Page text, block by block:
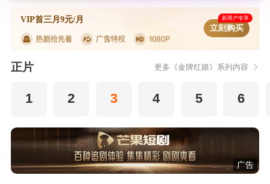
VIP首三月9元/月 新用户专享
立刻购买
正片 更多《金牌红娘》系列内容
1 2 3 4 5 6
广告